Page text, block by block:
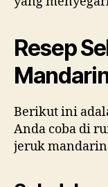
Resep
Berikut ini
Anda coba di
jeruk